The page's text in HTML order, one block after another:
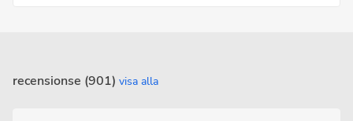
recensionse (901) visa alla